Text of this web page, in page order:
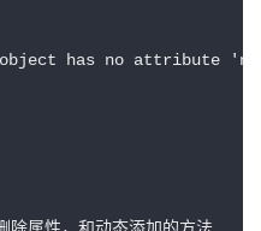
has no attribute